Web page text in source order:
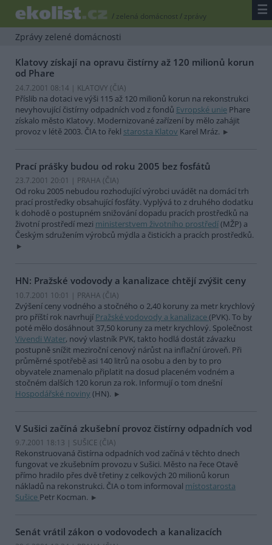
/ zelená domácnost/ zprávy ☰
Zprávy zelené domácnosti
Klatovy získají na opravu čistírny až 120 milionů korun
od Phare
24.7.2001 08:14 | KLATOVY (ČIA)
Příslib na dotaci ve výši 115 až 120 milionů korun na rekonstrukci
nevyhovující čistírny odpadních vod z fondů Evropské unie Phare
získalo město Klatovy. Modernizované zařízení by mělo zahájit
provoz v létě 2003. ČIA to řekl starosta Klatov Karel Mráz.
Prací prášky budou od roku 2005 bez fosfátů
23.7.2001 20:01 | PRAHA (ČIA)
Od roku 2005 nebudou rozhodující výrobci uvádět na domácí trh
prací prostředky obsahující fosfáty. Vyplývá to z druhého dodatku
k dohodě o postupném snižování dopadu pracích prostředků na
životní prostředí mezi ministerstvem životního prostředí(MŽP) a
Českým sdružením výrobců mýdla a čisticích a pracích prostředků.
HN: Pražské vodovody a kanalizace chtějí zvýšit ceny
10.7.2001 10:01 | PRAHA (ČIA)
Zvýšení ceny vodného a stočného o 2,40 koruny za metr krychlový
pro příští rok navrhují Pražské vodovody a kanalizace(PVK). To by
poté mělo dosáhnout 37,50 koruny za metr krychlový. Společnost
Vivendi Water, nový vlastník PVK, takto hodlá dostát závazku
postupně snížit meziroční cenový nárůst na inflační úroveň. Při
průměrné spotřebě asi 140 litrů na osobu a den by to pro
obyvatele znamenalo připlatit na dosud placeném vodném a
stočném dalších 120 korun za rok. Informují o tom dnešní
Hospodářské noviny (HN).
V Sušici začíná zkušební provoz čistírny odpadních vod
9.7.2001 18:13 | SUŠICE (ČIA)
Rekonstruovaná čistírna odpadních vod začíná v těchto dnech
fungovat ve zkušebním provozu v Sušici. Město na řece Otavě
přímo hradilo přes dvě třetiny z celkových 20 milionů korun
nákladů na rekonstrukci. ČIA o tom informoval místostarosta
Sušice Petr Kocman.
Senát vrátil zákon o vodovodech a kanalizacích